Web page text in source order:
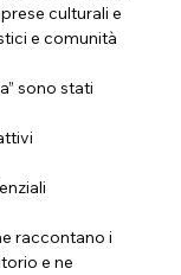
culturali e
e comunità
sono stati
raccontano i
e ne